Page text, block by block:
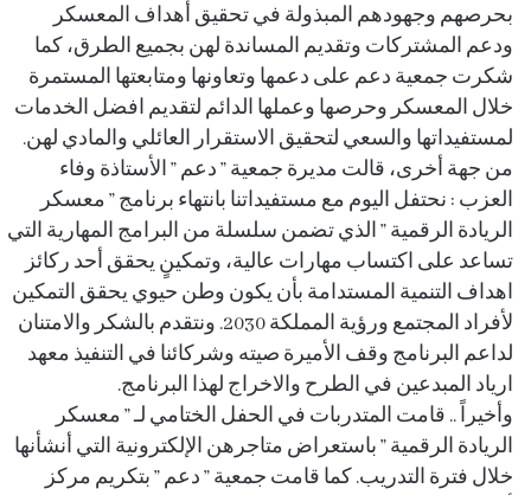
بحرصهم وجهودهم المبذولة في تحقيق أهداف المعسكر
ودعم المشتركات وتقديم المساندة لهن بجميع الطرق، كما
شكرت جمعية دعم على دعمها وتعاونها ومتابعتها المستمرة
خلال المعسكر وحرصها وعملها الدائم لتقديم افضل الخدمات
لمستفيداتها والسعي لتحقيق الاستقرار العائلي والمادي لهن.
من جهة أخرى، قالت مديرة جمعية ” دعم ” الأستاذة وفاء
العزب : نحتفل اليوم مع مستفيداتنا بانتهاء برنامج ” معسكر
الريادة الرقمية ” الذي تضمن سلسلة من البرامج المهارية التي
تساعد على اكتساب مهارات عالية، وتمكينٍ يحقق أحد ركائز
اهداف التنمية المستدامة بأن يكون وطن حيوي يحقق التمكين
لأفراد المجتمع ورؤية المملكة 2030. ونتقدم بالشكر والامتنان
لداعم البرنامج وقف الأميرة صيته وشركائنا في التنفيذ معهد
ارياد المبدعين في الطرح والاخراج لهذا البرنامج.
وأخيراً .. قامت المتدربات في الحفل الختامي لـ ” معسكر
الريادة الرقمية ” باستعراض متاجرهن الإلكترونية التي أنشأنها
خلال فترة التدريب. كما قامت جمعية ” دعم ” بتكريم مركز